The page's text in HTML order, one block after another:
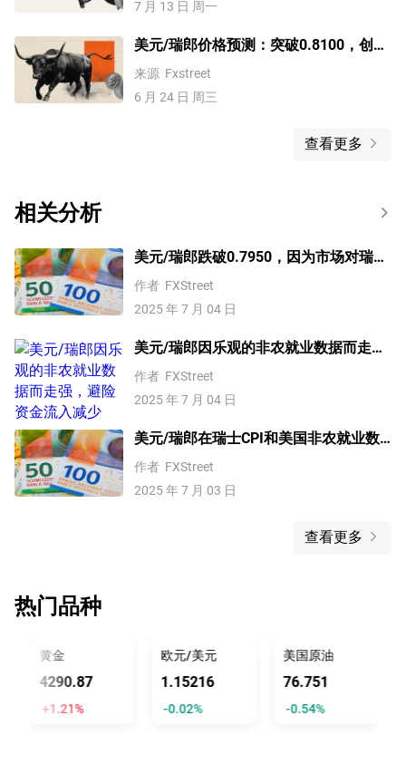
7 月 13 日 周一
美元/瑞郎价格预测：突破0.8100，创11
个月新高
来源 Fxstreet
6 月 24 日 周三
查看更多
相关分析
美元/瑞郎跌破0.7950，因为市场对瑞士
国家银行进一步降息的预期减弱
作者 FXStreet
2025 年 7 月 04 日
美元/瑞郎因乐观的非农就业数据而走
强，避险资金流入减少
作者 FXStreet
2025 年 7 月 04 日
美元/瑞郎在瑞士CPI和美国非农就业数
据公布前稳住在13年低点附近
作者 FXStreet
2025 年 7 月 03 日
查看更多
热门品种
黄金
4290.87
+1.21%
欧元/美元
1.15216
-0.02%
美国原油
76.751
-0.54%